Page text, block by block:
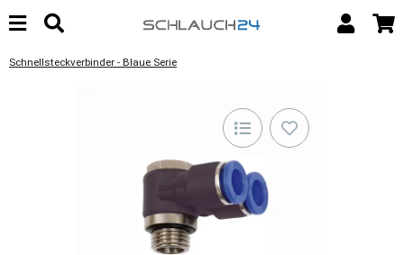
Schnellsteckverbinder - Blaue Serie